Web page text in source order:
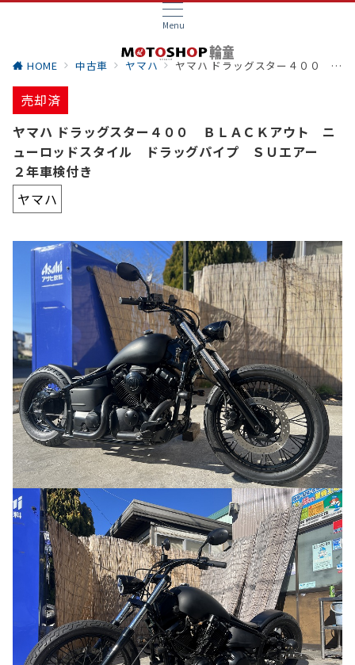
Menu
HOME 中古車 ヤマハ ヤマハ ドラッグスター４００ ＢＬＡＣＫアウト ニューロッドスタイル ドラッグパイプ ＳＵエアー ２年車検付き
売却済
ヤマハ ドラッグスター４００ ＢＬＡＣＫアウト ニ
ューロッドスタイル ドラッグパイプ ＳＵエアー
２年車検付き
ヤマハ